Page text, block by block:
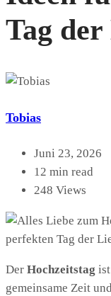
Tag
Tobias
Juni 23, 2026
12 min read
248 Views
Der Hochzeitstag
gemeinsame Zeit